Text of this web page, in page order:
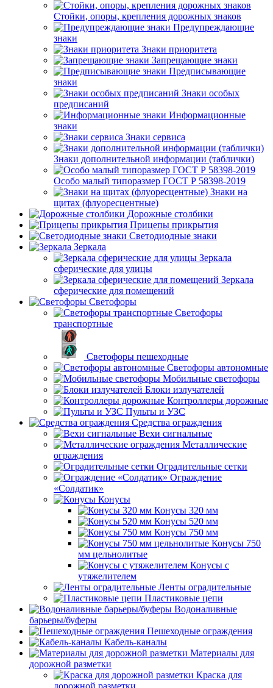
Стойки, опоры, крепления дорожных знаков
Предупреждающие
знаки
Знаки приоритета
Запрещающие знаки
Предписывающие
знаки
Знаки особых
предписаний
Информационные
знаки
Знаки сервиса
Знаки дополнительной информации (таблички)
Особо малый типоразмер ГОСТ Р 58398-2019
Знаки на
щитах (флуоресцентные)
Дорожные столбики
Прицепы прикрытия
Светодиодные знаки
Зеркала
Зеркала
сферические для улицы
Зеркала
сферические для помещений
Светофоры
Светофоры
транспортные
Светофоры пешеходные
Светофоры автономные
Мобильные светофоры
Блоки излучателей
Контроллеры дорожные
Пульты и УЗС
Средства ограждения
Вехи сигнальные
Металлические
ограждения
Оградительные сетки
Ограждение
«Солдатик»
Конусы
Конусы 320 мм
Конусы 520 мм
Конусы 750 мм
Конусы 750
мм цельнолитые
Конусы с
утяжелителем
Ленты оградительные
Пластиковые цепи
Водоналивные
барьеры/буферы
Пешеходные ограждения
Кабель-каналы
Материалы для
дорожной разметки
Краска для
дорожной разметки